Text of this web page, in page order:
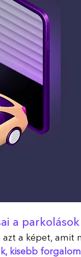
a
azt a képet, amit
kisebb forgalom